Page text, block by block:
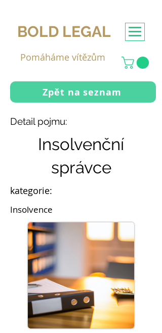
BOLD LEGAL
Pomáháme vítězům
Zpět na seznam
Detail pojmu:
Insolvenční
správce
kategorie:
Insolvence